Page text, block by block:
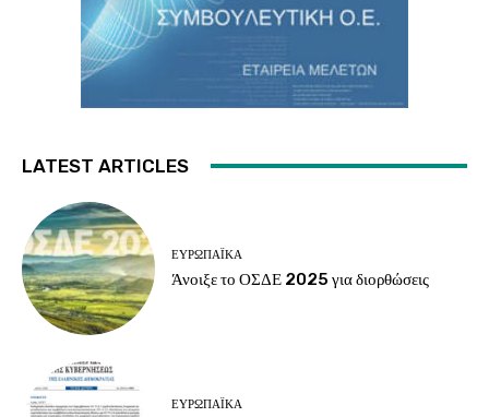
LATEST ARTICLES
ΕΥΡΩΠΑΪΚΆ
Άνοιξε το ΟΣΔΕ 2025 για διορθώσεις
ΕΥΡΩΠΑΪΚΆ